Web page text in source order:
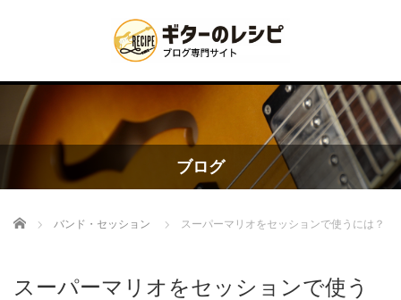
ブログ
Home バンド・セッション スーパーマリオをセッションで使うには？
スーパーマリオをセッションで使う